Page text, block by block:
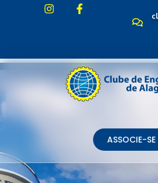
ASSOCIE-SE
ASSOCIE-SE